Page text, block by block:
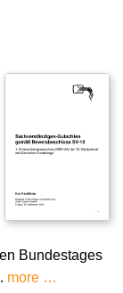
Bundestages
more …